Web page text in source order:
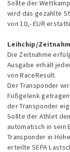
Sollte der
wird das gezahlte
von 10,- EUR
Leihchip/
Die Zeitnahme
Ausgabe erhält
von RaceResult.
Der Transponder
Fußgelenk
der Transponder
Sollte der Athlet
automatisch in sein
Transponder in
erteilte SEPA